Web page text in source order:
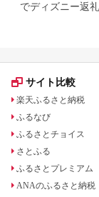
でディズニー返
サイト比較
楽天ふるさと納税
ふるなび
ふるさとチョイス
さとふる
ふるさとプレミアム
ANAのふるさと納税